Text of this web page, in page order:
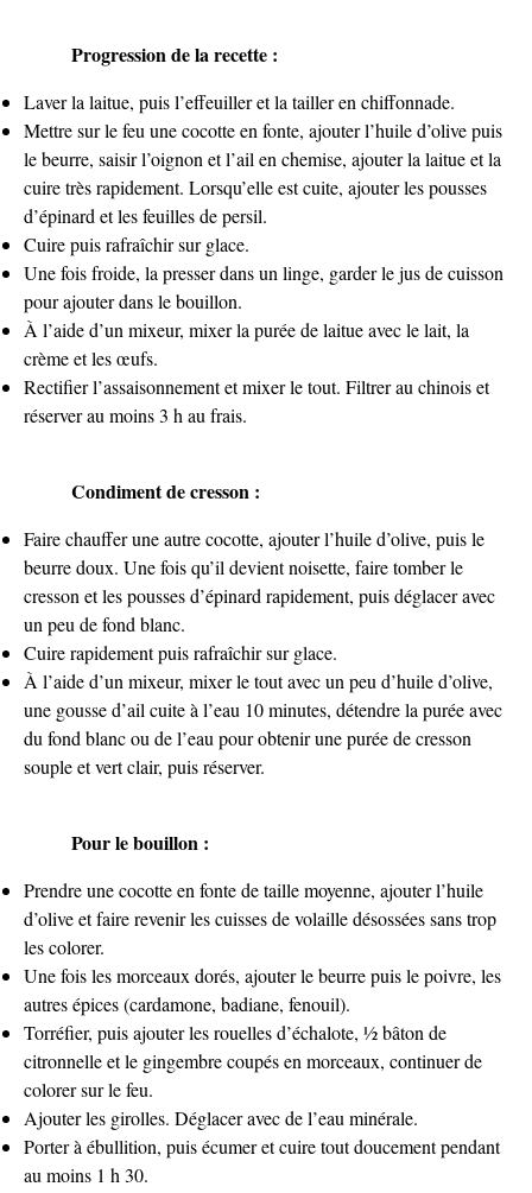
Progression de la recette :
Laver la laitue, puis l’effeuiller et la tailler en chiffonnade.
Mettre sur le feu une cocotte en fonte, ajouter l’huile d’olive puis
le beurre, saisir l’oignon et l’ail en chemise, ajouter la laitue et la
cuire très rapidement. Lorsqu’elle est cuite, ajouter les pousses
d’épinard et les feuilles de persil.
Cuire puis rafraîchir sur glace.
Une fois froide, la presser dans un linge, garder le jus de cuisson
pour ajouter dans le bouillon.
À l’aide d’un mixeur, mixer la purée de laitue avec le lait, la
crème et les œufs.
Rectifier l’assaisonnement et mixer le tout. Filtrer au chinois et
réserver au moins 3 h au frais.
Condiment de cresson :
Faire chauffer une autre cocotte, ajouter l’huile d’olive, puis le
beurre doux. Une fois qu’il devient noisette, faire tomber le
cresson et les pousses d’épinard rapidement, puis déglacer avec
un peu de fond blanc.
Cuire rapidement puis rafraîchir sur glace.
À l’aide d’un mixeur, mixer le tout avec un peu d’huile d’olive,
une gousse d’ail cuite à l’eau 10 minutes, détendre la purée avec
du fond blanc ou de l’eau pour obtenir une purée de cresson
souple et vert clair, puis réserver.
Pour le bouillon :
Prendre une cocotte en fonte de taille moyenne, ajouter l’huile
d’olive et faire revenir les cuisses de volaille désossées sans trop
les colorer.
Une fois les morceaux dorés, ajouter le beurre puis le poivre, les
autres épices (cardamone, badiane, fenouil).
Torréfier, puis ajouter les rouelles d’échalote, ½ bâton de
citronnelle et le gingembre coupés en morceaux, continuer de
colorer sur le feu.
Ajouter les girolles. Déglacer avec de l’eau minérale.
Porter à ébullition, puis écumer et cuire tout doucement pendant
au moins 1 h 30.